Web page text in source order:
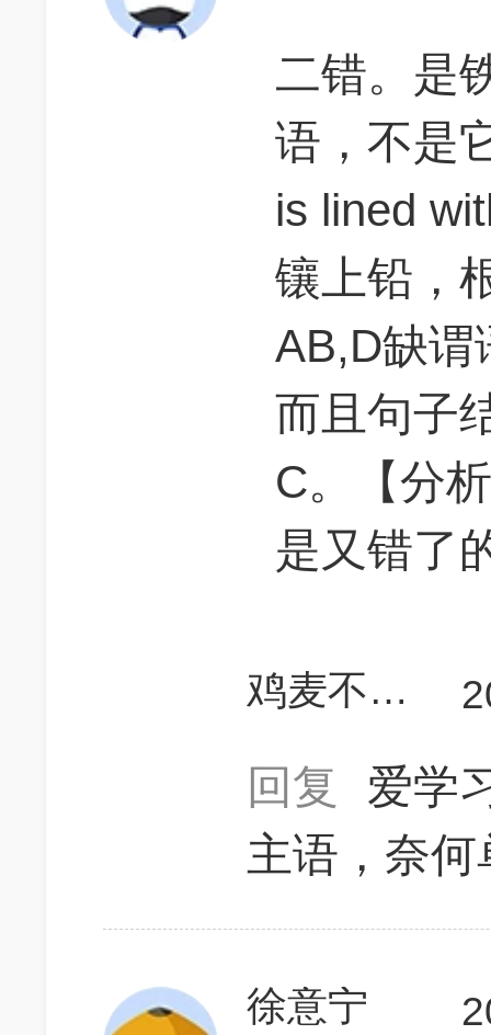
二错。是
语，不是
is lined
镶上铅，
AB,D缺谓
而且句子
C。【分
是又错了
鸡麦不过750不是
回复
爱学
主语，奈
徐意宁